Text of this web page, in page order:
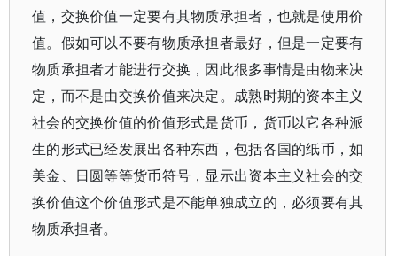
值，交换价值一定要有其物质承担者，也就是使用价
值。假如可以不要有物质承担者最好，但是一定要有
物质承担者才能进行交换，因此很多事情是由物来决
定，而不是由交换价值来决定。成熟时期的资本主义
社会的交换价值的价值形式是货币，货币以它各种派
生的形式已经发展出各种东西，包括各国的纸币，如
美金、日圆等等货币符号，显示出资本主义社会的交
换价值这个价值形式是不能单独成立的，必须要有其
物质承担者。